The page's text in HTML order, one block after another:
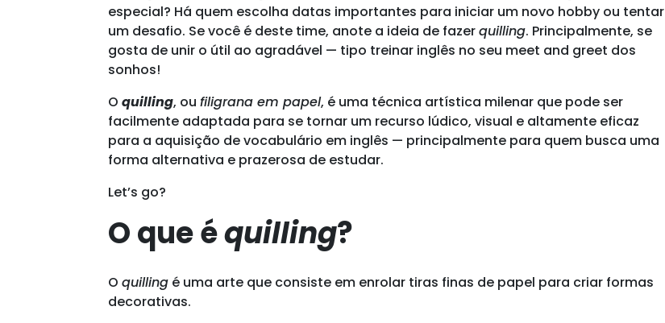
especial? Há quem escolha datas importantes para iniciar um novo hobby ou tentar
um desafio. Se você é deste time, anote a ideia de fazerquilling. Principalmente, se
gosta de unir o útil ao agradável — tipo treinar inglês no seu meet and greet dos
sonhos!
Oquilling, oufiligrana em papel, é uma técnica artística milenar que pode ser
facilmente adaptada para se tornar um recurso lúdico, visual e altamente eficaz
para a aquisição de vocabulário em inglês — principalmente para quem busca uma
forma alternativa e prazerosa de estudar.
Let’s go?
O que équilling?
Oquilling é uma arte que consiste em enrolar tiras finas de papel para criar formas
decorativas.